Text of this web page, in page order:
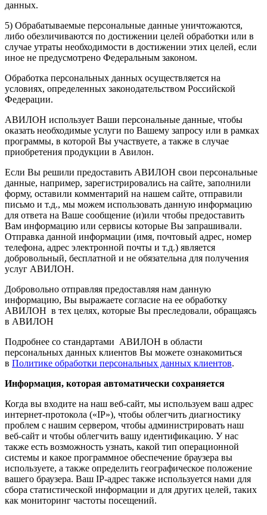
данных.
5) Обрабатываемые персональные данные уничтожаются,
либо обезличиваются по достижении целей обработки или в
случае утраты необходимости в достижении этих целей, если
иное не предусмотрено Федеральным законом.
Обработка персональных данных осуществляется на
условиях, определенных законодательством Российской
Федерации.
АВИЛОН использует Ваши персональные данные, чтобы
оказать необходимые услуги по Вашему запросу или в рамках
программы, в которой Вы участвуете, а также в случае
приобретения продукции в Авилон.
Если Вы решили предоставить АВИЛОН свои персональные
данные, например, зарегистрировались на сайте, заполнили
форму, оставили комментарий на нашем сайте, отправили
письмо и т.д., мы можем использовать данную информацию
для ответа на Ваше сообщение (и)или чтобы предоставить
Вам информацию или сервисы которые Вы запрашивали.
Отправка данной информации (имя, почтовый адрес, номер
телефона, адрес электронной почты и т.д.) является
добровольный, бесплатной и не обязательна для получения
услуг АВИЛОН.
Добровольно отправляя предоставляя нам данную
информацию, Вы выражаете согласие на ее обработку
АВИЛОН в тех целях, которые Вы преследовали, обращаясь
в АВИЛОН
Подробнее со стандартами АВИЛОН в области
персональных данных клиентов Вы можете ознакомиться
в Политике обработки персональных данных клиентов.
Информация, которая автоматически сохраняется
Когда вы входите на наш веб-сайт, мы используем ваш адрес
интернет-протокола («IP»), чтобы облегчить диагностику
проблем с нашим сервером, чтобы администрировать наш
веб-сайт и чтобы облегчить вашу идентификацию. У нас
также есть возможность узнать, какой тип операционной
системы и какое программное обеспечение браузера вы
используете, а также определить географическое положение
вашего браузера. Ваш IP-адрес также используется нами для
сбора статистической информации и для других целей, таких
как мониторинг частоты посещений.